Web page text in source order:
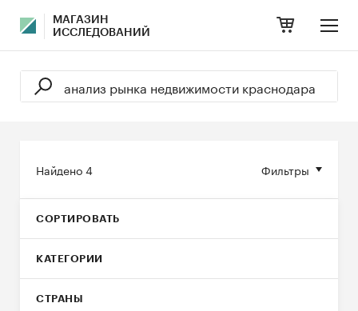
МАГАЗИН
ИССЛЕДОВАНИЙ
Фильтры
Найдено4
СОРТИРОВАТЬ
КАТЕГОРИИ
СТРАНЫ